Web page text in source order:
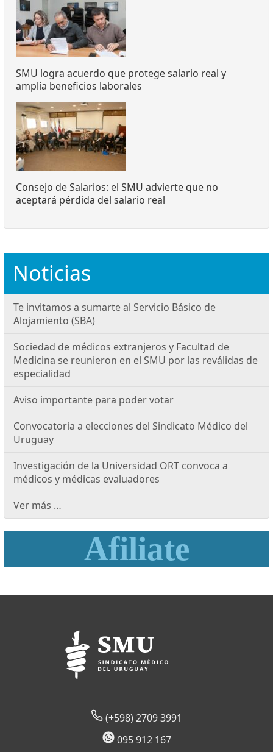
SMU logra acuerdo que protege salario real y
amplía beneficios laborales
Consejo de Salarios: el SMU advierte que no
aceptará pérdida del salario real
Noticias
Te invitamos a sumarte al Servicio Básico de
Alojamiento (SBA)
Sociedad de médicos extranjeros y Facultad de
Medicina se reunieron en el SMU por las reválidas de
especialidad
Aviso importante para poder votar
Convocatoria a elecciones del Sindicato Médico del
Uruguay
Investigación de la Universidad ORT convoca a
médicos y médicas evaluadores
Ver más …
Afiliate
(+598) 2709 3991
095 912 167